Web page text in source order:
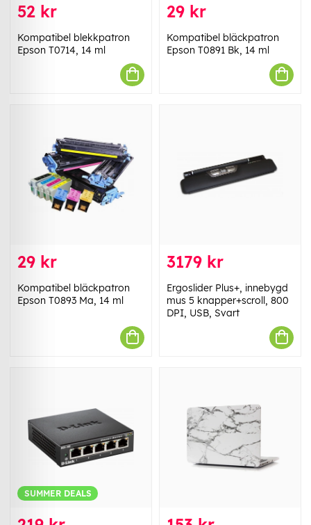
52 kr
Kompatibel blekkpatron
Epson T0714, 14 ml
29 kr
Kompatibel bläckpatron
Epson T0891 Bk, 14 ml
29 kr
Kompatibel bläckpatron
Epson T0893 Ma, 14 ml
3179 kr
Ergoslider Plus+, innebygd
mus 5 knapper+scroll, 800
DPI, USB, Svart
SUMMER DEALS